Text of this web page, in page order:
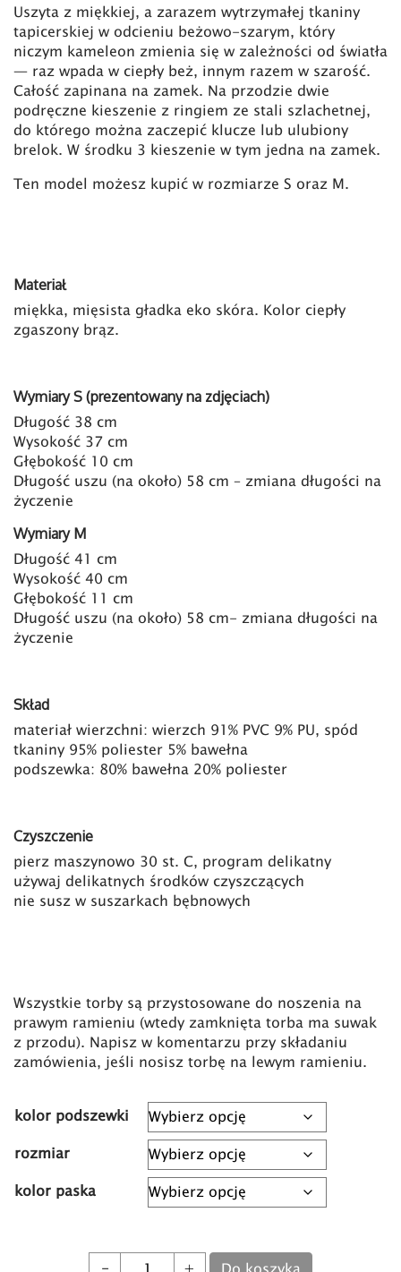
Uszyta z miękkiej, a zarazem wytrzymałej tkaniny
tapicerskiej w odcieniu beżowo-szarym, który
niczym kameleon zmienia się w zależności od światła
— raz wpada w ciepły beż, innym razem w szarość.
Całość zapinana na zamek. Na przodzie dwie
podręczne kieszenie z ringiem ze stali szlachetnej,
do którego można zaczepić klucze lub ulubiony
brelok. W środku 3 kieszenie w tym jedna na zamek.
Ten model możesz kupić w rozmiarze S oraz M.
Materiał
miękka, mięsista gładka eko skóra. Kolor ciepły
zgaszony brąz.
Wymiary S (prezentowany na zdjęciach)
Długość 38 cm
Wysokość 37 cm
Głębokość 10 cm
Długość uszu (na około) 58 cm – zmiana długości na
życzenie
Wymiary M
Długość 41 cm
Wysokość 40 cm
Głębokość 11 cm
Długość uszu (na około) 58 cm- zmiana długości na
życzenie
Skład
materiał wierzchni: wierzch 91% PVC 9% PU, spód
tkaniny 95% poliester 5% bawełna
podszewka: 80% bawełna 20% poliester
Czyszczenie
pierz maszynowo 30 st. C, program delikatny
używaj delikatnych środków czyszczących
nie susz w suszarkach bębnowych
Wszystkie torby są przystosowane do noszenia na
prawym ramieniu (wtedy zamknięta torba ma suwak
z przodu). Napisz w komentarzu przy składaniu
zamówienia, jeśli nosisz torbę na lewym ramieniu.
kolor podszewki
rozmiar
kolor paska
Torba City Noise Mocha Mousse quantity